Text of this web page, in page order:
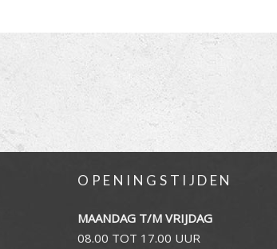
OPENINGSTIJDEN
MAANDAG T/M VRIJDAG
08.00 TOT 17.00 UUR